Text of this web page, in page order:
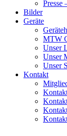
Presse
Bilder
Geräte
MTW
Unser
Unser
Unser
Kontakt